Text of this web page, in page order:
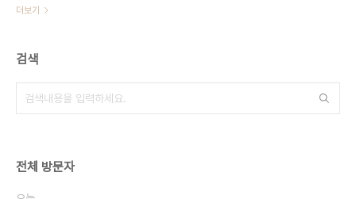
더보기
검색
전체 방문자